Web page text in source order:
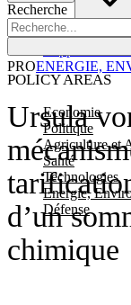
Recherche
POLICY AREAS
Economie
Politique
Agriculture et
Santé
Technologies
Energie,
Défense
Ursula
d’un
chimique
PROENERGIE,